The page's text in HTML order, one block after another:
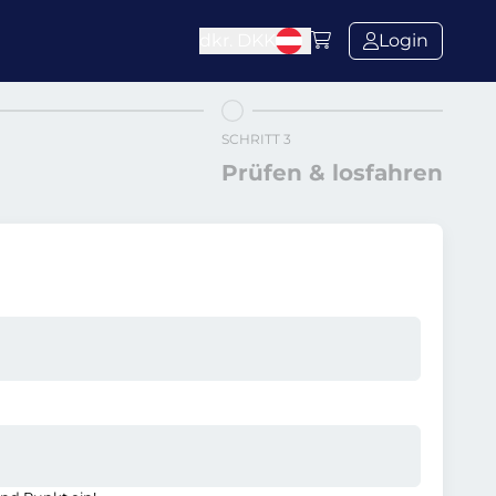
Login
SCHRITT 3
Prüfen & losfahren